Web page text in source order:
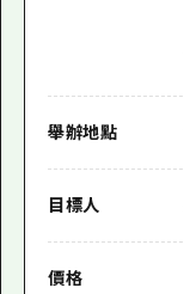
舉辦地點
目標人
價格